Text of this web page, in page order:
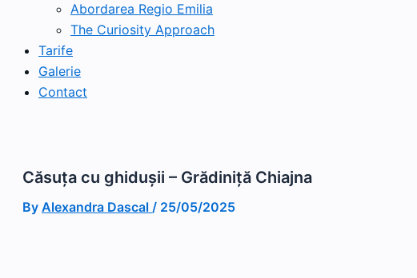
Abordarea Regio Emilia
The Curiosity Approach
Tarife
Galerie
Contact
Căsuța cu ghidușii – Grădiniță Chiajna
By Alexandra Dascal / 25/05/2025